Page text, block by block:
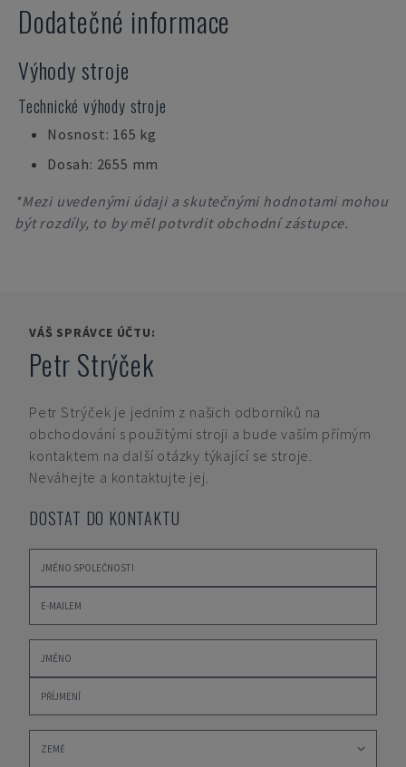
Dodatečné informace
Výhody stroje
Technické výhody stroje
Nosnost: 165 kg
Dosah: 2655 mm
*Mezi uvedenými údaji a skutečnými hodnotami mohou
být rozdíly, to by měl potvrdit obchodní zástupce.
VÁŠ SPRÁVCE ÚČTU:
Petr Strýček
Petr Strýček je jedním z našich odborníků na
obchodování s použitými stroji a bude vaším přímým
kontaktem na další otázky týkající se stroje.
Neváhejte a kontaktujte jej.
DOSTAT DO KONTAKTU